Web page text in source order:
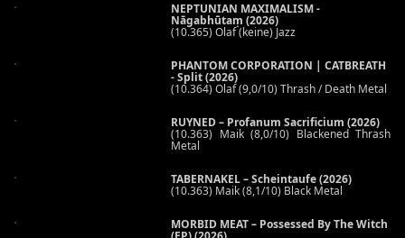
NEPTUNIAN MAXIMALISM -
Nāgabhūtaṃ (2026)
(10.365) Olaf (keine) Jazz
PHANTOM CORPORATION | CATBREATH
- Split (2026)
(10.364) Olaf (9,0/10) Thrash / Death Metal
RUYNED – Profanum Sacrificium (2026)
(10.363) Maik (8,0/10) Blackened Thrash
Metal
TABERNAKEL – Scheintaufe (2026)
(10.363) Maik (8,1/10) Black Metal
MORBID MEAT – Possessed By The Witch